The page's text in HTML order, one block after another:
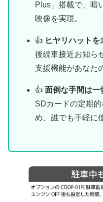
Plus」搭載で、暗
映像を実現。
👍 ヒヤリハットを
後続車接近お知ら
支援機能があなた
👍面倒な手間は一
SDカードの定期
め、誰でも手軽に